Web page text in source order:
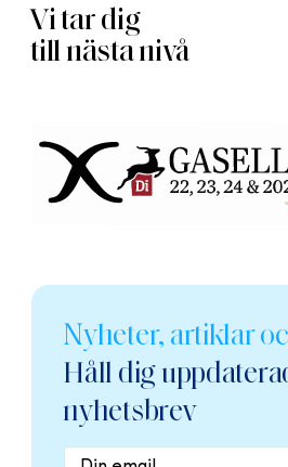
Vi tar dig
till nästa nivå
Nyheter, artiklar
Håll dig
nyhetsbrev